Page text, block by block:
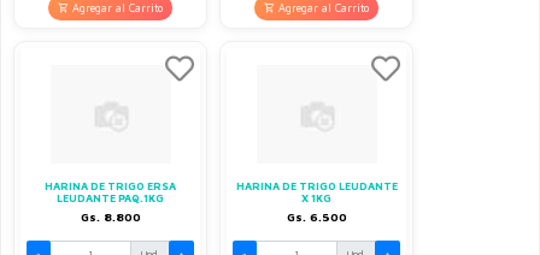
Agregar al Carrito Agregar al Carrito
HARINA DE TRIGO ERSA
LEUDANTE PAQ.1KG
Gs. 8.800
HARINA DE TRIGO LEUDANTE
X 1KG
Gs. 6.500